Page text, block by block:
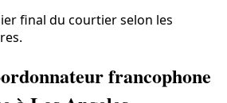
final du courtier selon les
francophone